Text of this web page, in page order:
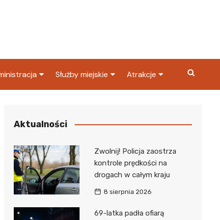
Skarbowy
Służby miejskie
Policja
Atrakcje
Aktualności
Zwolnij! Policja zaostrza
kontrole prędkości na
drogach w całym kraju
8 sierpnia 2026
69-latka padła ofiarą